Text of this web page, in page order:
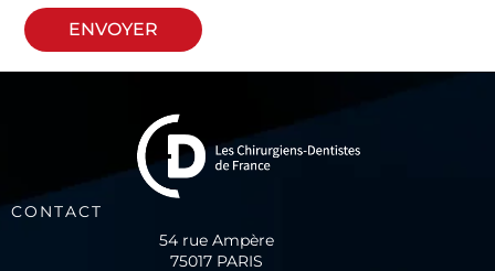
ENVOYER
CONTACT
54 rue Ampère
75017 PARIS